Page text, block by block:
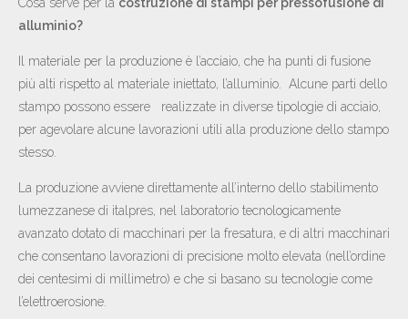
Cosa serve per la costruzione di stampi per pressofusione di
alluminio?
Il materiale per la produzione è l’acciaio, che ha punti di fusione
più alti rispetto al materiale iniettato, l’alluminio. Alcune parti dello
stampo possono essere realizzate in diverse tipologie di acciaio,
per agevolare alcune lavorazioni utili alla produzione dello stampo
stesso.
La produzione avviene direttamente all’interno dello stabilimento
lumezzanese di italpres, nel laboratorio tecnologicamente
avanzato dotato di macchinari per la fresatura, e di altri macchinari
che consentano lavorazioni di precisione molto elevata (nell’ordine
dei centesimi di millimetro) e che si basano su tecnologie come
l’elettroerosione.